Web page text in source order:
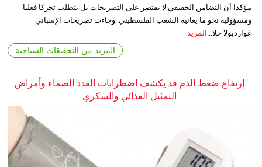
مؤكدا أن التضامن الحقيقي لا يقتصر على التصريحات بل يتطلب تحركا فعليا
ومسؤولية نحو ما يعانيه الشعب الفلسطيني. وجاءت تصريحات الإسباني
غوارديولا خلا... المزيد
المزيد من التحقيقات السياحية
إرتفاع ضغط الدم قد يكشف اضطرابات الغدد الصماء وأمراض
التمثيل الغذائي والسكري